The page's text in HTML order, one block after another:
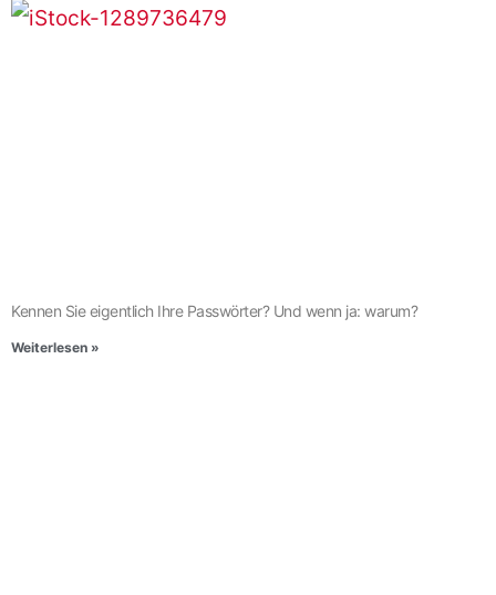
Kennen Sie eigentlich Ihre Passwörter? Und wenn ja: warum?
Weiterlesen »